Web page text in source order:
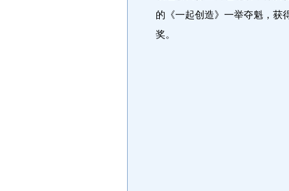
的《一起创造》一举夺魁，获
奖。